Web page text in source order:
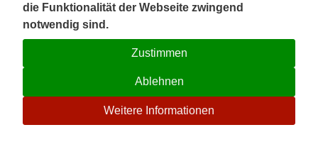
☉
die Funktionalität der Webseite zwingend
notwendig sind.
Zustimmen
Ablehnen
Weitere Informationen